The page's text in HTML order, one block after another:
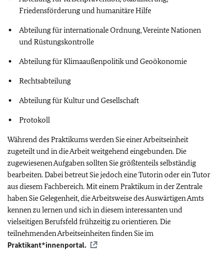
Friedensförderung und humanitäre Hilfe
Abteilung für internationale Ordnung, Vereinte Nationen
und Rüstungskontrolle
Abteilung für Klimaaußenpolitik und Geoökonomie
Rechtsabteilung
Abteilung für Kultur und Gesellschaft
Protokoll
Während des Praktikums werden Sie einer Arbeitseinheit
zugeteilt und in die Arbeit weitgehend eingebunden. Die
zugewiesenen Aufgaben sollten Sie größtenteils selbständig
bearbeiten. Dabei betreut Sie jedoch eine Tutorin oder ein Tutor
aus diesem Fachbereich. Mit einem Praktikum in der Zentrale
haben Sie Gelegenheit, die Arbeitsweise des Auswärtigen Amts
kennen zu lernen und sich in diesem interessanten und
vielseitigen Berufsfeld frühzeitig zu orientieren. Die
teilnehmenden Arbeitseinheiten finden Sie im
Praktikant*innenportal.